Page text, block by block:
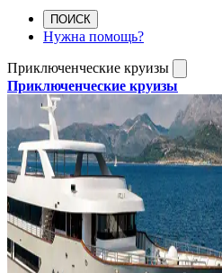
ПОИСК
Нужна помощь?
Приключенческие круизы
Приключенческие круизы